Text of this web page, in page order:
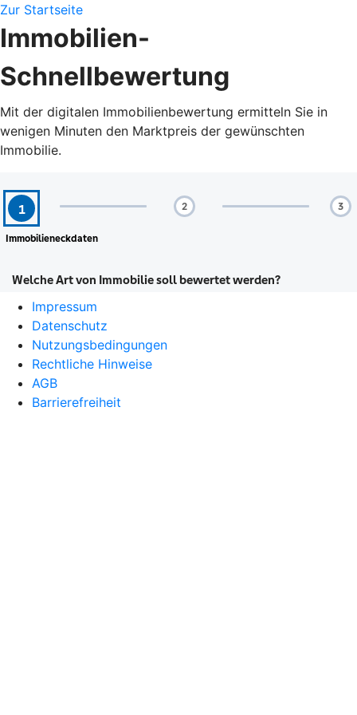
Zur Startseite
Immobilien-
Schnellbewertung
Mit der digitalen Immobilienbewertung ermitteln Sie in
wenigen Minuten den Marktpreis der gewünschten
Immobilie.
Impressum
Datenschutz
Nutzungsbedingungen
Rechtliche Hinweise
AGB
Barrierefreiheit